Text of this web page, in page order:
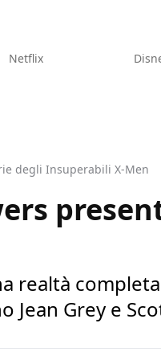
Netflix
degli Insuperabili X-Men
realtà
Grey e